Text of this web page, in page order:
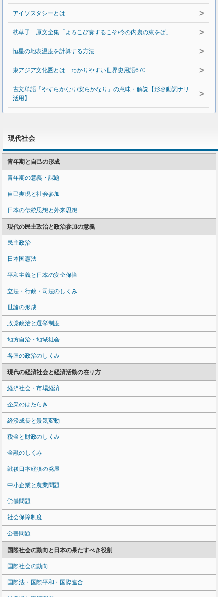
アイソスタシーとは >
枕草子 原文全集「よろこび奏するこそ/今の内裏の東をば」 >
恒星の地表温度を計算する方法 >
東アジア文化圏とは わかりやすい世界史用語670 >
古文単語「やすらかなり/安らかなり」の意味・解説【形容動詞ナリ
活用】
>
現代社会
青年期と自己の形成
青年期の意義・課題
自己実現と社会参加
日本の伝統思想と外来思想
現代の民主政治と政治参加の意義
民主政治
日本国憲法
平和主義と日本の安全保障
立法・行政・司法のしくみ
世論の形成
政党政治と選挙制度
地方自治・地域社会
各国の政治のしくみ
現代の経済社会と経済活動の在り方
経済社会・市場経済
企業のはたらき
経済成長と景気変動
税金と財政のしくみ
金融のしくみ
戦後日本経済の発展
中小企業と農業問題
労働問題
社会保障制度
公害問題
国際社会の動向と日本の果たすべき役割
国際社会の動向
国際法・国際平和・国際連合